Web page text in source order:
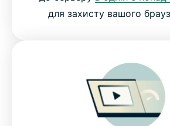
для захисту вашого